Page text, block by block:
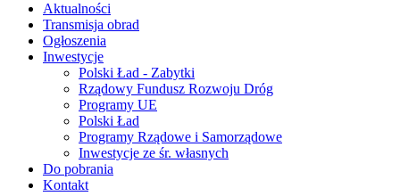
Aktualności
Transmisja obrad
Ogłoszenia
Inwestycje
Polski Ład - Zabytki
Rządowy Fundusz Rozwoju Dróg
Programy UE
Polski Ład
Programy Rządowe i Samorządowe
Inwestycje ze śr. własnych
Do pobrania
Kontakt